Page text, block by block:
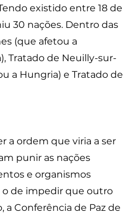
existido entre 18 de
30 nações. Dentro das
(que afetou a
Tratado de Neuilly-sur-
a Hungria) e Tratado de
a ordem que viria a ser
punir as nações
e organismos
o de impedir que outro
Conferência de Paz de